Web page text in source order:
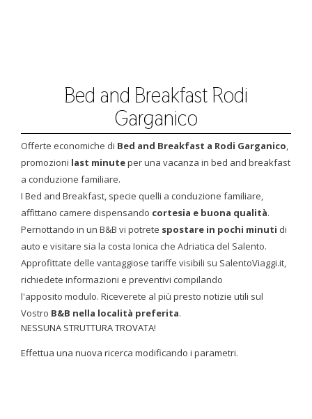
Bed and Breakfast Rodi
Garganico
Offerte economiche di Bed and Breakfast a Rodi Garganico,
promozioni last minuteper una vacanza in bed and breakfast
a conduzione familiare.
I Bed and Breakfast, specie quelli a conduzione familiare,
affittano camere dispensando cortesia e buona qualità.
Pernottando in un B&B vi potrete spostare in pochi minuti di
auto e visitare sia la costa Ionica che Adriatica del Salento.
Approfittate delle vantaggiose tariffe visibili su SalentoViaggi.it,
richiedete informazioni e preventivi compilando
l'apposito modulo. Riceverete al più presto notizie utili sul
Vostro B&B nella località preferita.
NESSUNA STRUTTURA TROVATA!
Effettua una nuova ricerca modificando i parametri.